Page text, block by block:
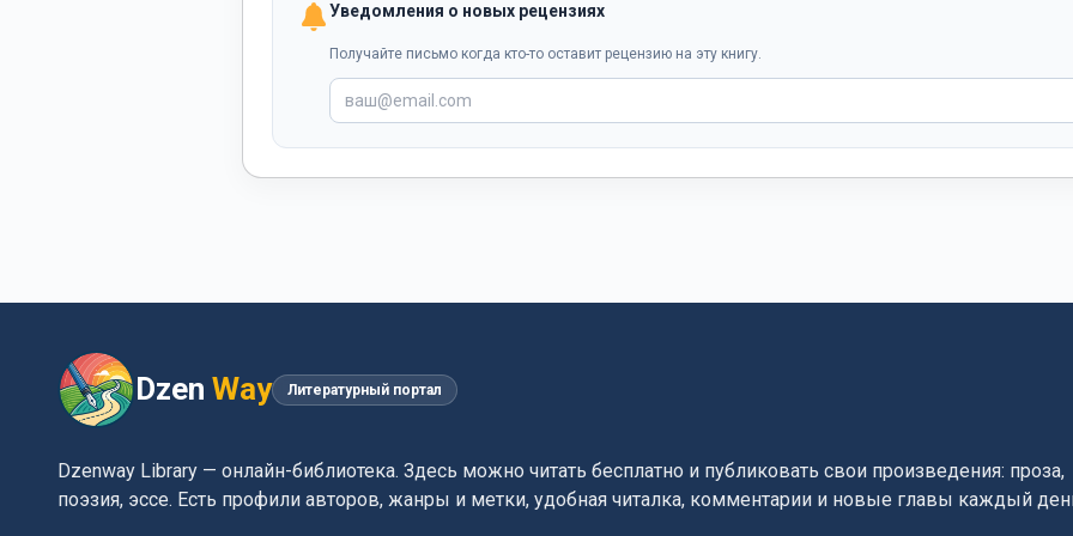
Уведомления о новых рецензиях
Получайте письмо когда кто-то оставит рецензию на эту книгу.
Dzen Way Литературный портал
Dzenway Library — онлайн-библиотека. Здесь можно читать бесплатно и публиковать свои произведения: проза,
поэзия, эссе. Есть профили авторов, жанры и метки, удобная читалка, комментарии и новые главы каждый